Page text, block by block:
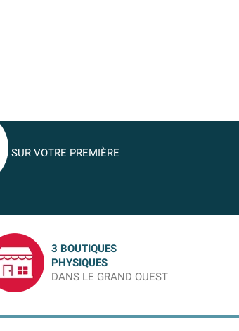
SUR VOTRE PREMIÈRE
3 BOUTIQUES
PHYSIQUES
DANS LE GRAND OUEST